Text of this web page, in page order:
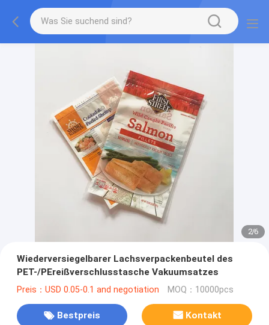
2/6
Wiederversiegelbarer Lachsverpackenbeutel des
PET-/PEreißverschlusstasche Vakuumsatzes
Preis：USD 0.05-0.1 and negotiation MOQ：10000pcs
Bestpreis Kontakt